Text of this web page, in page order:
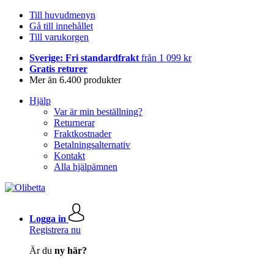
Till huvudmenyn
Gå till innehållet
Till varukorgen
Sverige: Fri standardfrakt från 1 099 kr
Gratis returer
Mer än 6.400 produkter
Hjälp
Var är min beställning?
Returnerar
Fraktkostnader
Betalningsalternativ
Kontakt
Alla hjälpämnen
Logga in
Registrera nu
Är du ny här?